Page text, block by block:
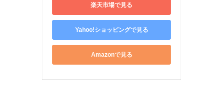
楽天市場で見る
Yahoo!ショッピングで見る
Amazonで見る